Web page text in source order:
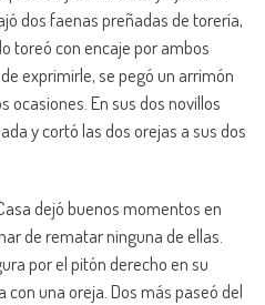
dos faenas preñadas de torería,
toreó con encaje por ambos
exprimirle, se pegó un arrimón
ocasiones. En sus dos novillos
y cortó las dos orejas a sus dos
dejó buenos momentos en
de rematar ninguna de ellas.
por el pitón derecho en su
una oreja. Dos más paseó del